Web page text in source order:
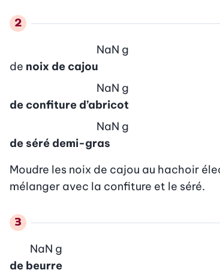
de noix de cajou
NaN g
de confiture d’abricot
NaN g
de séré demi-gras
NaN g
Moudre les noix de cajou au hachoir
mélanger avec la confiture et le séré.
de beurre
NaN g